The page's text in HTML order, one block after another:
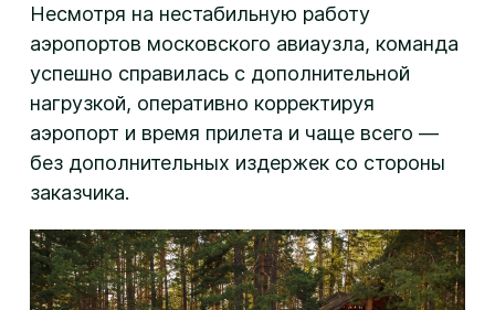
Несмотря на нестабильную работу
аэропортов московского авиаузла, команда
успешно справилась с дополнительной
нагрузкой, оперативно корректируя
аэропорт и время прилета и чаще всего —
без дополнительных издержек со стороны
заказчика.